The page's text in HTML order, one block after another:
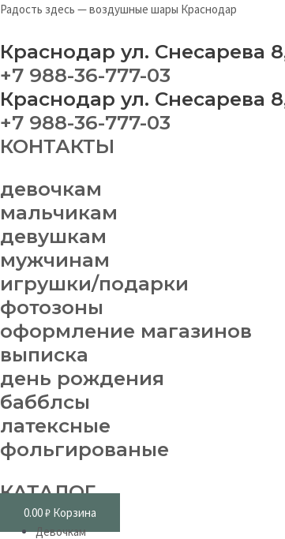
Перейти
содержимому
Радость здесь — воздушные шары Краснодар
Краснодар ул. Снесарева
+7 988-36-777-03
Краснодар ул. Снесарева
+7 988-36-777-03
КОНТАКТЫ
девочкам
мальчикам
девушкам
мужчинам
игрушки/подарки
фотозоны
оформление магазинов
выписка
день рождения
бабблсы
латексные
фольгированые
КАТАЛОГ
0.00₽ Корзина
Меню
Девочкам